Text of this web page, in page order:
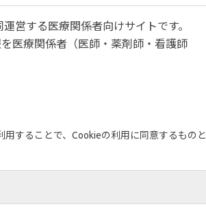
営する医療関係者向けサイトです。
医療関係者（医師・薬剤師・看護師
することで、Cookieの利用に同意するものと